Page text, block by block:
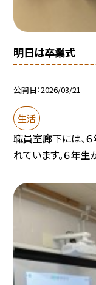
明日は卒業式
公開日 2026/03/21
生活
職員室廊下には、
れています。６年